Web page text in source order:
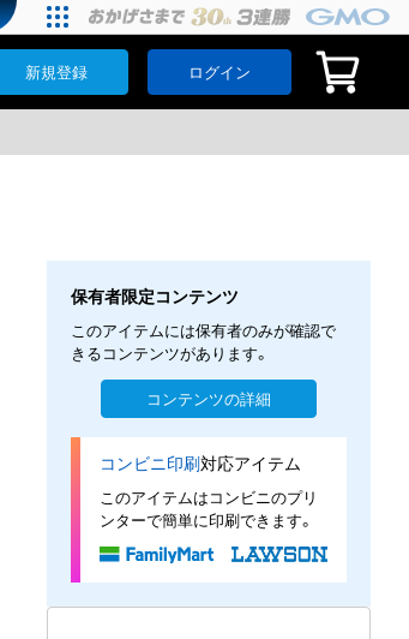
新規登録 ログイン
保有者限定コンテンツ
このアイテムには保有者のみが確認で
きるコンテンツがあります。
コンテンツの詳細
コンビニ印刷対応アイテム
このアイテムはコンビニのプリ
ンターで簡単に印刷できます。